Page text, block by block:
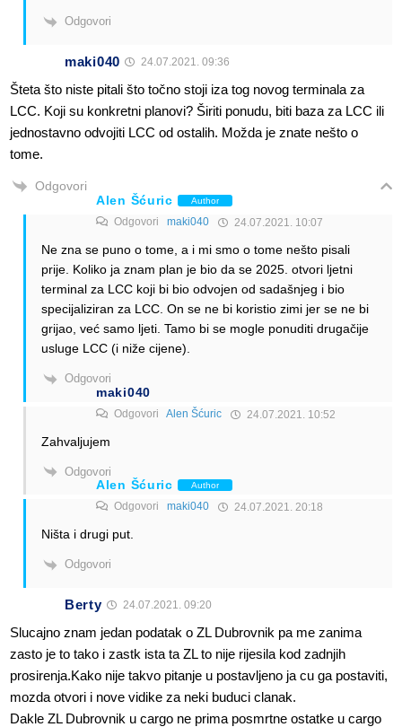
Odgovori
maki040 24.07.2021. 09:36
Šteta što niste pitali što točno stoji iza tog novog terminala za
LCC. Koji su konkretni planovi? Širiti ponudu, biti baza za LCC ili
jednostavno odvojiti LCC od ostalih. Možda je znate nešto o
tome.
Odgovori
Alen Šćuric
Author
Odgovori maki040 24.07.2021. 10:07
Ne zna se puno o tome, a i mi smo o tome nešto pisali
prije. Koliko ja znam plan je bio da se 2025. otvori ljetni
terminal za LCC koji bi bio odvojen od sadašnjeg i bio
specijaliziran za LCC. On se ne bi koristio zimi jer se ne bi
grijao, već samo ljeti. Tamo bi se mogle ponuditi drugačije
usluge LCC (i niže cijene).
Odgovori
maki040
Odgovori Alen Šćuric 24.07.2021. 10:52
Zahvaljujem
Odgovori
Alen Šćuric Author
Odgovori maki040 24.07.2021. 20:18
Ništa i drugi put.
Odgovori
Berty 24.07.2021. 09:20
Slucajno znam jedan podatak o ZL Dubrovnik pa me zanima
zasto je to tako i zastk ista ta ZL to nije rijesila kod zadnjih
prosirenja.Kako nije takvo pitanje u postavljeno ja cu ga postaviti,
mozda otvori i nove vidike za neki buduci clanak.
Dakle ZL Dubrovnik u cargo ne prima posmrtne ostatke u cargo